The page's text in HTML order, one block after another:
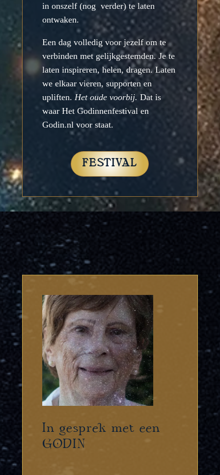
in onszelf (nog verder) te laten
ontwaken.
Een dag volledig voor jezelf om te
verbinden met gelijkgestemden. Je te
laten inspireren, helen, dragen. Laten
we elkaar vieren, supporten en
upliften. Het oude voorbij. Dat is
waar Het Godinnenfestival en
Godin.nl voor staat.
FESTIVAL
In gesprek met een
GODIN